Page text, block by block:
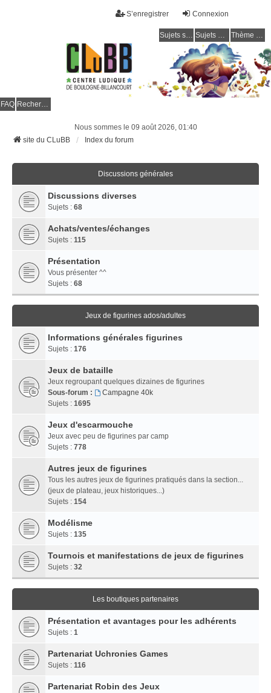
Connexion
S’enregistrer
Sujets sans réponse Sujets actifs Thème clair / foncé
FAQ Rechercher
Nous sommes le 09 août 2026, 01:40
site du CLuBB
Index du forum
Discussions générales
Discussions diverses
Sujets : 68
Achats/ventes/échanges
Sujets : 115
Présentation
Vous présenter ^^
Sujets : 68
Jeux de figurines ados/adultes
Informations générales figurines
Sujets : 176
Jeux de bataille
Jeux regroupant quelques dizaines de figurines
Sous-forum :
Campagne 40k
Sujets : 1695
Jeux d'escarmouche
Jeux avec peu de figurines par camp
Sujets : 778
Autres jeux de figurines
Tous les autres jeux de figurines pratiqués dans la section...
(jeux de plateau, jeux historiques...)
Sujets : 154
Modélisme
Sujets : 135
Tournois et manifestations de jeux de figurines
Sujets : 32
Les boutiques partenaires
Présentation et avantages pour les adhérents
Sujets : 1
Partenariat Uchronies Games
Sujets : 116
Partenariat Robin des Jeux